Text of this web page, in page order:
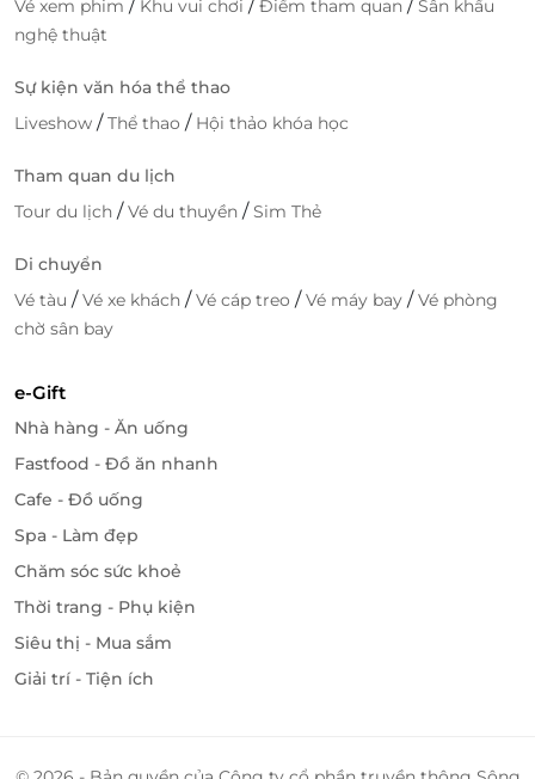
Let the magic of play inspire your future” – “Hãy để
phép màu nhiệm từ vui chơi truyền cảm hứng cho
tương lai của trẻ”.
Truy cập
Vé xem phim / Khu vui chơi /Điểm tham quan /Sân khấu
nghệ thuật
Sự kiện văn hóa thể thao
Liveshow /Thể thao / Hội thảo khóa học
Tham quan du lịch
Tour du lịch /Vé du thuyền /Sim Thẻ
Di chuyển
Vé tàu /Vé xe khách /Vé cáp treo /Vé máy bay /Vé phòng
chờ sân bay
e-Gift
Nhà hàng - Ăn uống
Fastfood - Đồ ăn nhanh
Cafe - Đồ uống
Spa - Làm đẹp
Chăm sóc sức khoẻ
Thời trang - Phụ kiện
Siêu thị - Mua sắm
Giải trí - Tiện ích